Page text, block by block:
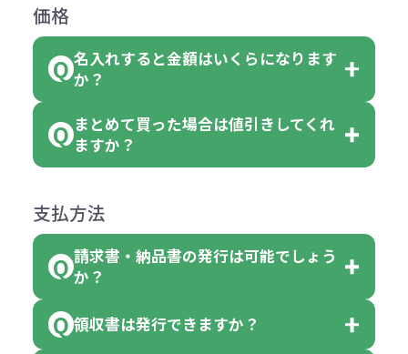
但し、ロゴなど名入れ印刷をされる
費用）
れ等分で100個ずつ入って参ります。
（割り切れない場合は数個単位で前
色指定できる商品に付きましては商
品詳細の購入の所で色が選べるよう
になっております。
い。
例えば…
クエアトート」を300個注文した場
クエアトート」は10個単位でしたら
色を指定出来るので、ピンクを100
個、ブルーを90個、イエローを110
がございます。
ご注文の際は、十分にご確認・ご検
めご了承ください。
ただし下記の場合は承っております
●初期不良または不良品（破損、故
障）の場合
合
●名入れ、オリジナルの内容が異な
っていた場合
または返金にて対応させていただき
価格
名入れすると金額はいくらになります
か？
名入れありの場合の代金の計算方法
は下記の通りです。
計算例：
＜1色印刷の場合＞
（提供価格（商品代）+名入れ費用
（印刷代））×枚数+製版代
まとめて買った場合は値引きしてくれ
ますか？
商品によりますが、お見積もりさせ
ていただきます。
見積もりサポートから個別でお問い
支払方法
請求書・納品書の発行は可能でしょう
か？
会員様はマイページより各種帳票の
領収書は発行できますか？